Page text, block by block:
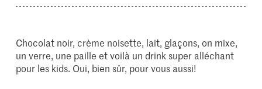
Chocolat noir, crème noisette, lait, glaçons, on mixe,
un verre, une paille et voilà un drink super alléchant
pour les kids. Oui, bien sûr, pour vous aussi!